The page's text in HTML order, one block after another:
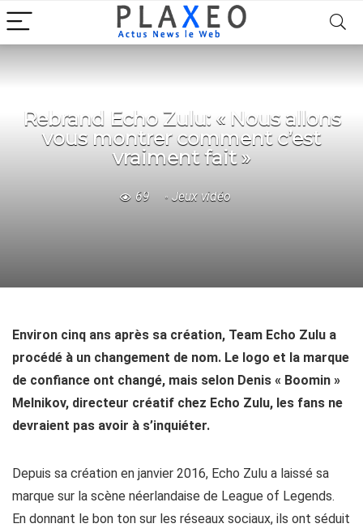
Rebrand Echo Zulu: « Nous allons
vous montrer comment c’est
vraiment fait »
69 Jeux vidéo
Environ cinq ans après sa création, Team Echo Zulu a
procédé à un changement de nom. Le logo et la marque
de confiance ont changé, mais selon Denis « Boomin »
Melnikov, directeur créatif chez Echo Zulu, les fans ne
devraient pas avoir à s’inquiéter.
Depuis sa création en janvier 2016, Echo Zulu a laissé sa
marque sur la scène néerlandaise de League of Legends.
En donnant le bon ton sur les réseaux sociaux, ils ont séduit